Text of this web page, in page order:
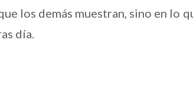
los demás muestran, sino en lo
día.